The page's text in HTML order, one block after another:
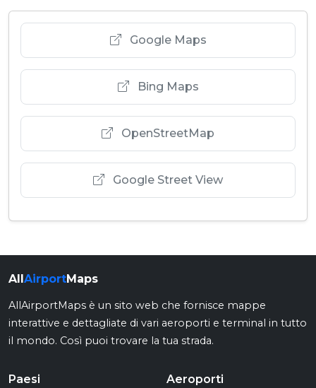
Google Maps
Bing Maps
OpenStreetMap
Google Street View
AllAirportMaps
AllAirportMaps è un sito web che fornisce mappe
interattive e dettagliate di vari aeroporti e terminal in tutto
il mondo. Così puoi trovare la tua strada.
Paesi Aeroporti